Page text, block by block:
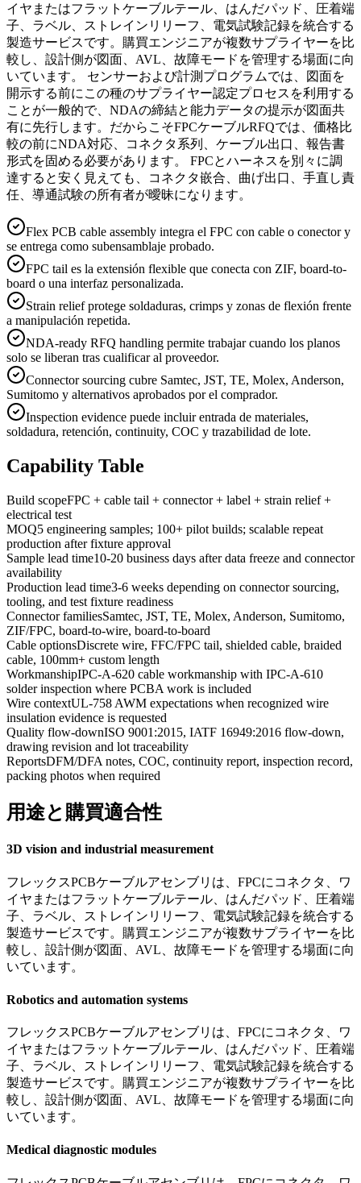
イヤまたはフラットケーブルテール、はんだパッド、圧着端
子、ラベル、ストレインリリーフ、電気試験記録を統合する
製造サービスです。購買エンジニアが複数サプライヤーを比
較し、設計側が図面、AVL、故障モードを管理する場面に向
いています。 センサーおよび計測プログラムでは、図面を
開示する前にこの種のサプライヤー認定プロセスを利用する
ことが一般的で、NDAの締結と能力データの提示が図面共
有に先行します。だからこそFPCケーブルRFQでは、価格比
較の前にNDA対応、コネクタ系列、ケーブル出口、報告書
形式を固める必要があります。 FPCとハーネスを別々に調
達すると安く見えても、コネクタ嵌合、曲げ出口、手直し責
任、導通試験の所有者が曖昧になります。
Flex PCB cable assembly integra el FPC con cable o conector y
se entrega como subensamblaje probado.
FPC tail es la extensión flexible que conecta con ZIF, board-to-
board o una interfaz personalizada.
Strain relief protege soldaduras, crimps y zonas de flexión frente
a manipulación repetida.
NDA-ready RFQ handling permite trabajar cuando los planos
solo se liberan tras cualificar al proveedor.
Connector sourcing cubre Samtec, JST, TE, Molex, Anderson,
Sumitomo y alternativos aprobados por el comprador.
Inspection evidence puede incluir entrada de materiales,
soldadura, retención, continuity, COC y trazabilidad de lote.
Capability Table
Build scopeFPC + cable tail + connector + label + strain relief +
electrical test
MOQ5 engineering samples; 100+ pilot builds; scalable repeat
production after fixture approval
Sample lead time10-20 business days after data freeze and connector
availability
Production lead time3-6 weeks depending on connector sourcing,
tooling, and test fixture readiness
Connector familiesSamtec, JST, TE, Molex, Anderson, Sumitomo,
ZIF/FPC, board-to-wire, board-to-board
Cable optionsDiscrete wire, FFC/FPC tail, shielded cable, braided
cable, 100mm+ custom length
WorkmanshipIPC-A-620 cable workmanship with IPC-A-610
solder inspection where PCBA work is included
Wire contextUL-758 AWM expectations when recognized wire
insulation evidence is requested
Quality flow-downISO 9001:2015, IATF 16949:2016 flow-down,
drawing revision and lot traceability
ReportsDFM/DFA notes, COC, continuity report, inspection record,
packing photos when required
用途と購買適合性
3D vision and industrial measurement
フレックスPCBケーブルアセンブリは、FPCにコネクタ、ワ
イヤまたはフラットケーブルテール、はんだパッド、圧着端
子、ラベル、ストレインリリーフ、電気試験記録を統合する
製造サービスです。購買エンジニアが複数サプライヤーを比
較し、設計側が図面、AVL、故障モードを管理する場面に向
いています。
Robotics and automation systems
フレックスPCBケーブルアセンブリは、FPCにコネクタ、ワ
イヤまたはフラットケーブルテール、はんだパッド、圧着端
子、ラベル、ストレインリリーフ、電気試験記録を統合する
製造サービスです。購買エンジニアが複数サプライヤーを比
較し、設計側が図面、AVL、故障モードを管理する場面に向
いています。
Medical diagnostic modules